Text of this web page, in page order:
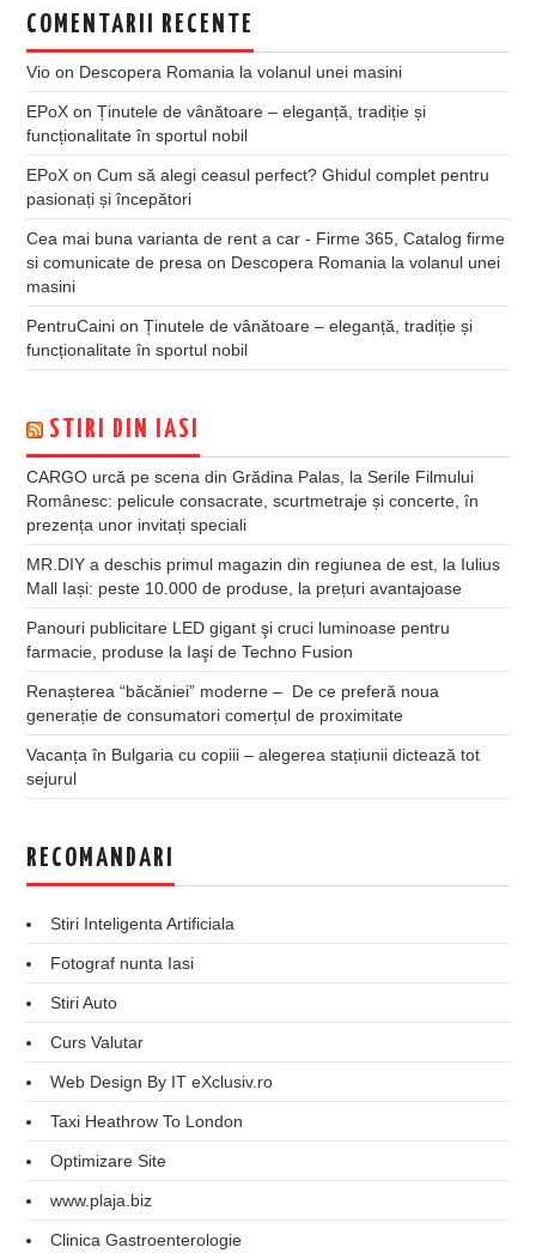
COMENTARII RECENTE
Vio on Descopera Romania la volanul unei masini
EPoX onȚinutele de vânătoare – eleganță, tradiție și
funcționalitate în sportul nobil
EPoX onCum să alegi ceasul perfect? Ghidul complet pentru
pasionați și începători
Cea mai buna varianta de rent a car - Firme 365, Catalog firme
si comunicate de presa on Descopera Romania la volanul unei
masini
PentruCaini onȚinutele de vânătoare – eleganță, tradiție și
funcționalitate în sportul nobil
STIRI DIN IASI
CARGO urcă pe scena din Grădina Palas, la Serile Filmului
Românesc: pelicule consacrate, scurtmetraje și concerte, în
prezența unor invitați speciali
MR.DIY a deschis primul magazin din regiunea de est, la Iulius
Mall Iași: peste 10.000 de produse, la prețuri avantajoase
Panouri publicitare LED gigant şi cruci luminoase pentru
farmacie, produse la Iaşi de Techno Fusion
Renașterea “băcăniei” moderne – De ce preferă noua
generație de consumatori comerțul de proximitate
Vacanța în Bulgaria cu copiii – alegerea stațiunii dictează tot
sejurul
RECOMANDARI
Stiri Inteligenta Artificiala
Fotograf nunta Iasi
Stiri Auto
Curs Valutar
Web Design By IT eXclusiv.ro
Taxi Heathrow To London
Optimizare Site
www.plaja.biz
Clinica Gastroenterologie